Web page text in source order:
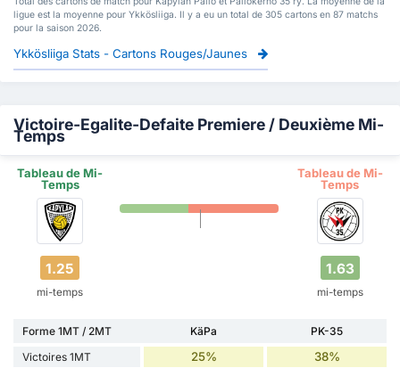
ligue est la moyenne pour Ykkösliiga. Il y a eu un total de 305 cartons en 87 matchs
pour la saison 2026.
Ykkösliiga Stats - Cartons Rouges/Jaunes
Victoire-Egalite-Defaite Premiere / Deuxième Mi-
Temps
Tableau de Mi-
Temps
Tableau de Mi-
Temps
1.25
mi-temps
1.63
mi-temps
Forme 1MT / 2MT KäPa
PK-35
Victoires 1MT
25% 38%